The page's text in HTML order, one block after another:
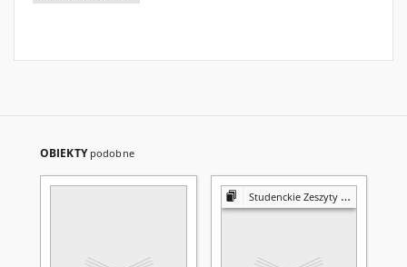
OBIEKTY podobne
Studenckie Zeszyty Naukowe